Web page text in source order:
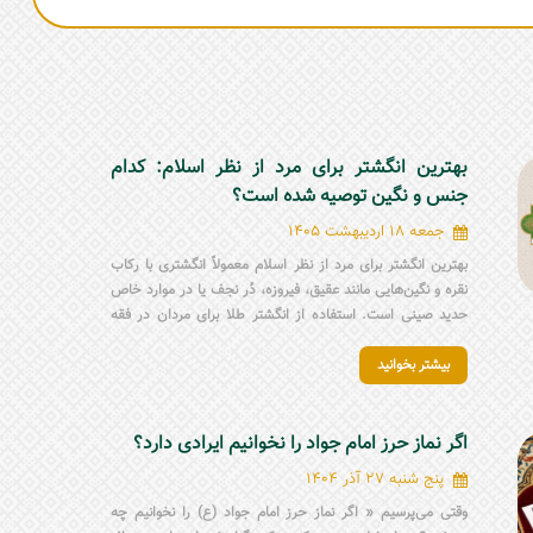
بهترین انگشتر برای مرد از نظر اسلام: کدام
جنس و نگین توصیه شده است؟
جمعه 18 اردیبهشت 1405
بهترین انگشتر برای مرد از نظر اسلام معمولاً انگشتری با رکاب
نقره و نگین‌هایی مانند عقیق، فیروزه، دُر نجف یا در موارد خاص
حدید صینی است. استفاده از انگشتر طلا برای مردان در فقه
مردانه مذهبی، علاوه بر زیبایی، باید به اصالت نگین، جنس رکاب،
ذکر روی انگشتر، آداب استفاده و نظر مرجع تقلید توجه کرد.
بیشتر بخوانید
اگر نماز حرز امام جواد را نخوانیم ایرادی دارد؟
پنج شنبه 27 آذر 1404
وقتی می‌پرسیم « اگر نماز حرز امام جواد (ع) را نخوانیم چه